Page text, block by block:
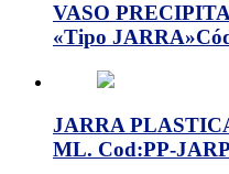
VASO
«Tipo
JARRA
ML. Cod:PP-